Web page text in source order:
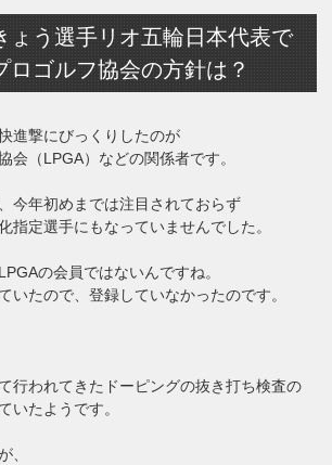
ょう選手リオ五輪日本代表で
ロゴルフ協会の方針は？
進撃にびっくりしたのが
会（LPGA）などの関係者です。
今年初めまでは注目されておらず
指定選手にもなっていませんでした。
の会員ではないんですね。
いたので、登録していなかったのです。
行われてきたドーピングの抜き打ち検査の
いたようです。
、